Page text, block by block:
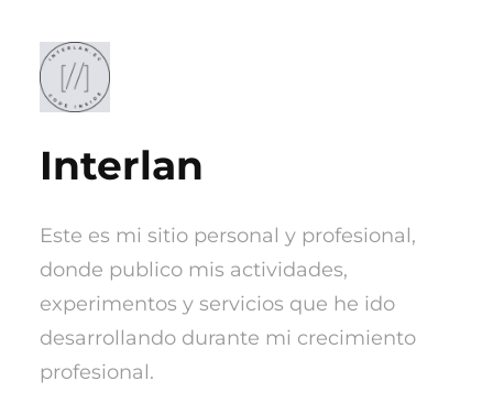
contenido
Interlan
Este es mi sitio personal y profesional,
donde publico mis actividades,
experimentos y servicios que he ido
desarrollando durante mi crecimiento
profesional.